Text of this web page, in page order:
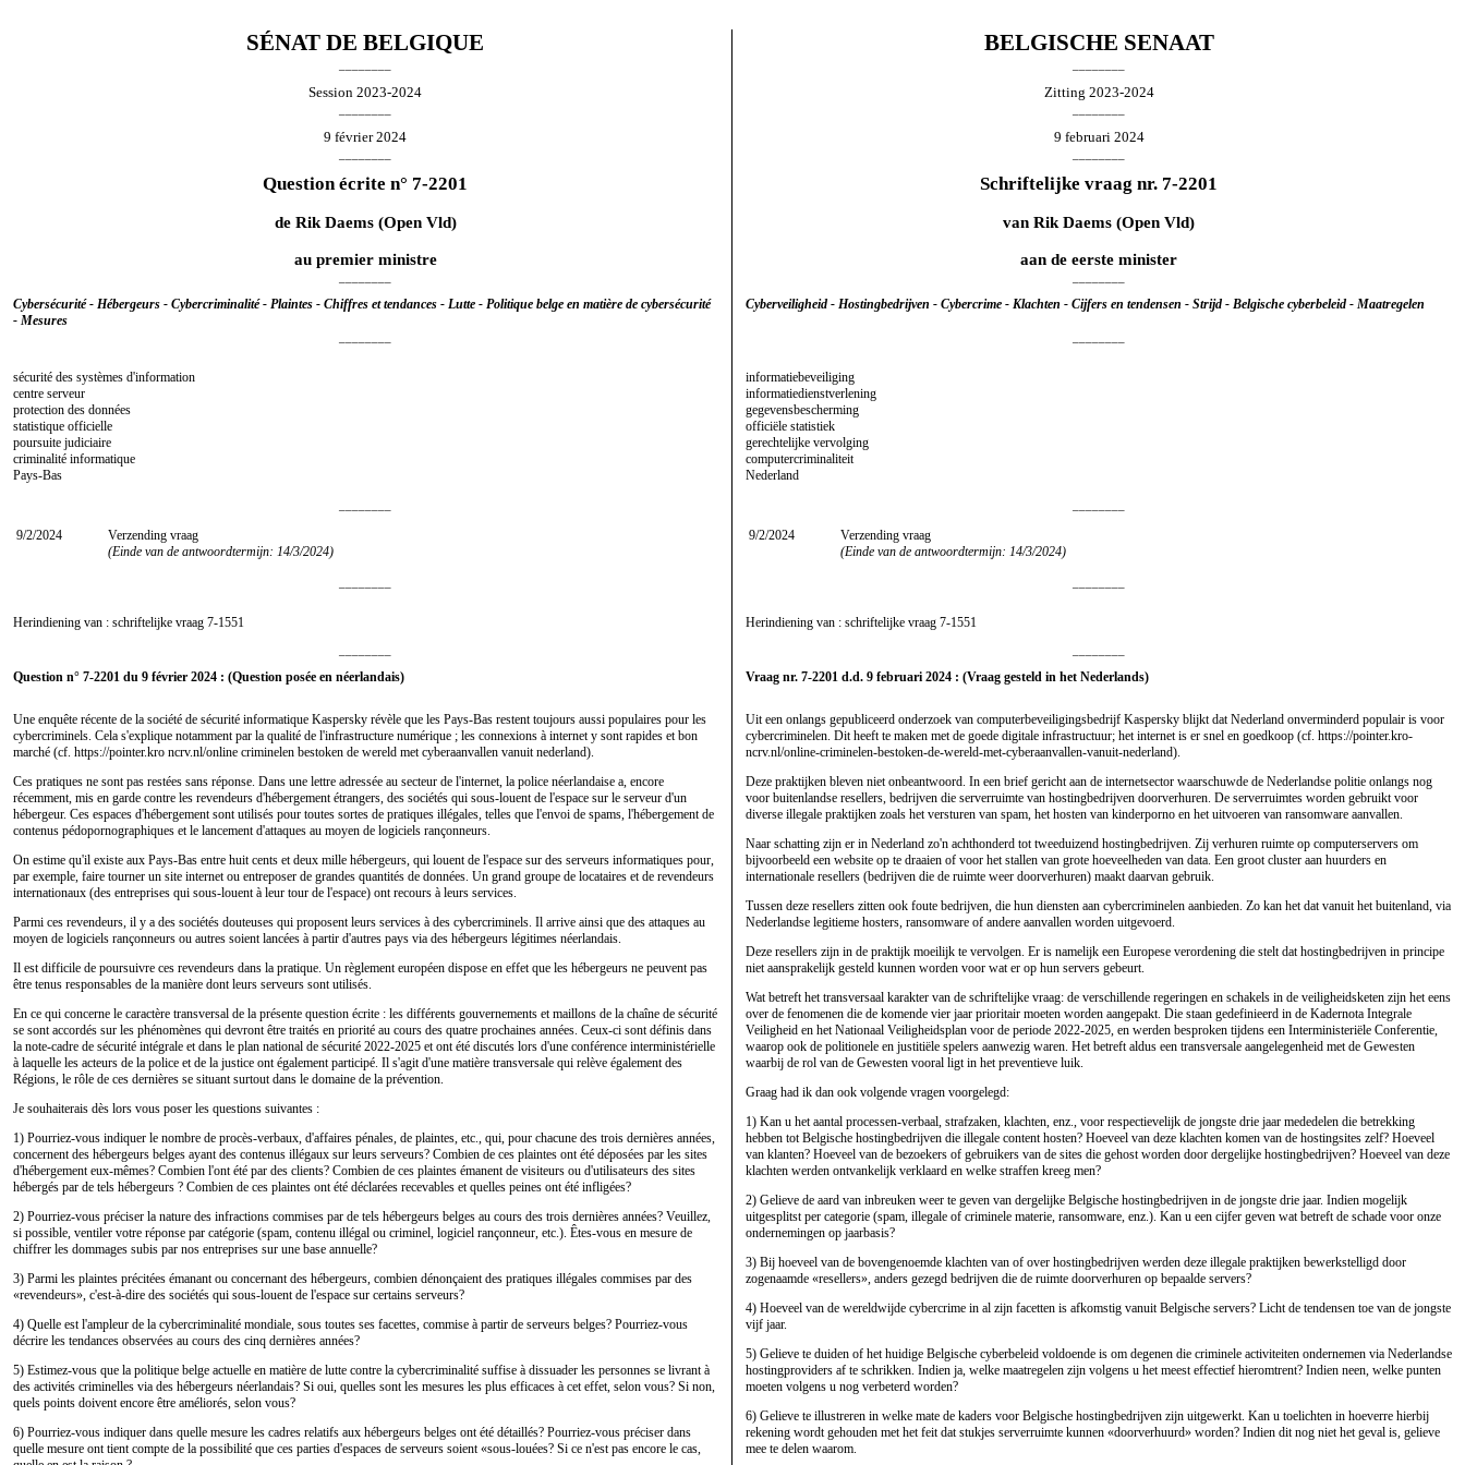
SÉNAT DE BELGIQUE BELGISCHE SENAAT
Session 2023-2024 Zitting 2023-2024
9 février 2024 9 februari 2024
Question écrite n° 7-2201 Schriftelijke vraag nr. 7-2201
de Rik Daems(Open Vld) van Rik Daems (Open Vld)
au premier ministre aan de eerste minister
Cybersécurité - Hébergeurs - Cybercriminalité - Plaintes - Chiffres et tendances - Lutte - Politique belge en matière de cybersécurité
- Mesures
Cyberveiligheid - Hostingbedrijven - Cybercrime - Klachten - Cijfers en tendensen - Strijd - Belgische cyberbeleid - Maatregelen
sécurité des systèmes d'information
centre serveur
protection des données
statistique officielle
poursuite judiciaire
criminalité informatique
Pays-Bas
informatiebeveiliging
informatiedienstverlening
gegevensbescherming
officiële statistiek
gerechtelijke vervolging
computercriminaliteit
Nederland
9/2/2024
Verzending vraag
(Einde van de antwoordtermijn: 14/3/2024)
9/2/2024
Verzending vraag
(Einde van de antwoordtermijn: 14/3/2024)
Herindiening van : schriftelijke vraag 7-1551 Herindiening van : schriftelijke vraag 7-1551
Question n° 7-2201 du 9 février 2024 : (Question posée en néerlandais) Vraag nr. 7-2201 d.d. 9 februari 2024 : (Vraag gesteld in het Nederlands)
Une enquête récente de la société de sécurité informatique Kaspersky révèle que les Pays-Bas restent toujours aussi populaires pour les
cybercriminels. Cela s'explique notamment par la qualité de l'infrastructure numérique ; les connexions à internet y sont rapides et bon
marché (cf. https://pointer.kro ncrv.nl/online criminelen bestoken de wereld met cyberaanvallen vanuit nederland).
Ces pratiques ne sont pas restées sans réponse. Dans une lettre adressée au secteur de l'internet, la police néerlandaise a, encore
récemment, mis en garde contre les revendeurs d'hébergement étrangers, des sociétés qui sous-louent de l'espace sur le serveur d'un
hébergeur. Ces espaces d'hébergement sont utilisés pour toutes sortes de pratiques illégales, telles que l'envoi de spams, l'hébergement de
contenus pédopornographiques et le lancement d'attaques au moyen de logiciels rançonneurs.
On estime qu'il existe aux Pays-Bas entre huit cents et deux mille hébergeurs, qui louent de l'espace sur des serveurs informatiques pour,
par exemple, faire tourner un site internet ou entreposer de grandes quantités de données. Un grand groupe de locataires et de revendeurs
internationaux (des entreprises qui sous-louent à leur tour de l'espace) ont recours à leurs services.
Parmi ces revendeurs, il y a des sociétés douteuses qui proposent leurs services à des cybercriminels. Il arrive ainsi que des attaques au
moyen de logiciels rançonneurs ou autres soient lancées à partir d'autres pays via des hébergeurs légitimes néerlandais.
Il est difficile de poursuivre ces revendeurs dans la pratique. Un règlement européen dispose en effet que les hébergeurs ne peuvent pas
être tenus responsables de la manière dont leurs serveurs sont utilisés.
En ce qui concerne le caractère transversal de la présente question écrite : les différents gouvernements et maillons de la chaîne de sécurité
se sont accordés sur les phénomènes qui devront être traités en priorité au cours des quatre prochaines années. Ceux-ci sont définis dans
la note-cadre de sécurité intégrale et dans le plan national de sécurité 2022-2025 et ont été discutés lors d'une conférence interministérielle
à laquelle les acteurs de la police et de la justice ont également participé. Il s'agit d'une matière transversale qui relève également des
Régions, le rôle de ces dernières se situant surtout dans le domaine de la prévention.
Je souhaiterais dès lors vous poser les questions suivantes :
1) Pourriez-vous indiquer le nombre de procès-verbaux, d'affaires pénales, de plaintes, etc., qui, pour chacune des trois dernières années,
concernent des hébergeurs belges ayant des contenus illégaux sur leurs serveurs? Combien de ces plaintes ont été déposées par les sites
d'hébergement eux-mêmes? Combien l'ont été par des clients? Combien de ces plaintes émanent de visiteurs ou d'utilisateurs des sites
hébergés par de tels hébergeurs ? Combien de ces plaintes ont été déclarées recevables et quelles peines ont été infligées?
2) Pourriez-vous préciser la nature des infractions commises par de tels hébergeurs belges au cours des trois dernières années? Veuillez,
si possible, ventiler votre réponse par catégorie (spam, contenu illégal ou criminel, logiciel rançonneur, etc.). Êtes-vous en mesure de
chiffrer les dommages subis par nos entreprises sur une base annuelle?
3) Parmi les plaintes précitées émanant ou concernant des hébergeurs, combien dénonçaient des pratiques illégales commises par des
«revendeurs», c'est-à-dire des sociétés qui sous-louent de l'espace sur certains serveurs?
4) Quelle est l'ampleur de la cybercriminalité mondiale, sous toutes ses facettes, commise à partir de serveurs belges? Pourriez-vous
décrire les tendances observées au cours des cinq dernières années?
5) Estimez-vous que la politique belge actuelle en matière de lutte contre la cybercriminalité suffise à dissuader les personnes se livrant à
des activités criminelles via des hébergeurs néerlandais? Si oui, quelles sont les mesures les plus efficaces à cet effet, selon vous? Si non,
quels points doivent encore être améliorés, selon vous?
6) Pourriez-vous indiquer dans quelle mesure les cadres relatifs aux hébergeurs belges ont été détaillés? Pourriez-vous préciser dans
quelle mesure ont tient compte de la possibilité que ces parties d'espaces de serveurs soient «sous-louées? Si ce n'est pas encore le cas,
Uit een onlangs gepubliceerd onderzoek van computerbeveiligingsbedrijf Kaspersky blijkt dat Nederland onverminderd populair is voor
cybercriminelen. Dit heeft te maken met de goede digitale infrastructuur; het internet is er snel en goedkoop (cf. https://pointer.kro-
ncrv.nl/online-criminelen-bestoken-de-wereld-met-cyberaanvallen-vanuit-nederland).
Deze praktijken bleven niet onbeantwoord. In een brief gericht aan de internetsector waarschuwde de Nederlandse politie onlangs nog
voor buitenlandse resellers, bedrijven die serverruimte van hostingbedrijven doorverhuren. De serverruimtes worden gebruikt voor
diverse illegale praktijken zoals het versturen van spam, het hosten van kinderporno en het uitvoeren van ransomware aanvallen.
Naar schatting zijn er in Nederland zo'n achthonderd tot tweeduizend hostingbedrijven. Zij verhuren ruimte op computerservers om
bijvoorbeeld een website op te draaien of voor het stallen van grote hoeveelheden van data. Een groot cluster aan huurders en
internationale resellers (bedrijven die de ruimte weer doorverhuren) maakt daarvan gebruik.
Tussen deze resellers zitten ook foute bedrijven, die hun diensten aan cybercriminelen aanbieden. Zo kan het dat vanuit het buitenland, via
Nederlandse legitieme hosters, ransomware of andere aanvallen worden uitgevoerd.
Deze resellers zijn in de praktijk moeilijk te vervolgen. Er is namelijk een Europese verordening die stelt dat hostingbedrijven in principe
niet aansprakelijk gesteld kunnen worden voor wat er op hun servers gebeurt.
Wat betreft het transversaal karakter van de schriftelijke vraag: de verschillende regeringen en schakels in de veiligheidsketen zijn het eens
over de fenomenen die de komende vier jaar prioritair moeten worden aangepakt. Die staan gedefinieerd in de Kadernota Integrale
Veiligheid en het Nationaal Veiligheidsplan voor de periode 2022-2025, en werden besproken tijdens een Interministeriële Conferentie,
waarop ook de politionele en justitiële spelers aanwezig waren. Het betreft aldus een transversale aangelegenheid met de Gewesten
waarbij de rol van de Gewesten vooral ligt in het preventieve luik.
Graag had ik dan ook volgende vragen voorgelegd:
1) Kan u het aantal processen-verbaal, strafzaken, klachten, enz., voor respectievelijk de jongste drie jaar mededelen die betrekking
hebben tot Belgische hostingbedrijven die illegale content hosten? Hoeveel van deze klachten komen van de hostingsites zelf? Hoeveel
van klanten? Hoeveel van de bezoekers of gebruikers van de sites die gehost worden door dergelijke hostingbedrijven? Hoeveel van deze
klachten werden ontvankelijk verklaard en welke straffen kreeg men?
2) Gelieve de aard van inbreuken weer te geven van dergelijke Belgische hostingbedrijven in de jongste drie jaar. Indien mogelijk
uitgesplitst per categorie (spam, illegale of criminele materie, ransomware, enz.). Kan u een cijfer geven wat betreft de schade voor onze
ondernemingen op jaarbasis?
3) Bij hoeveel van de bovengenoemde klachten van of over hostingbedrijven werden deze illegale praktijken bewerkstelligd door
zogenaamde «resellers», anders gezegd bedrijven die de ruimte doorverhuren op bepaalde servers?
4) Hoeveel van de wereldwijde cybercrime in al zijn facetten is afkomstig vanuit Belgische servers? Licht de tendensen toe van de jongste
vijf jaar.
5) Gelieve te duiden of het huidige Belgische cyberbeleid voldoende is om degenen die criminele activiteiten ondernemen via Nederlandse
hostingproviders af te schrikken. Indien ja, welke maatregelen zijn volgens u het meest effectief hieromtrent? Indien neen, welke punten
moeten volgens u nog verbeterd worden?
6) Gelieve te illustreren in welke mate de kaders voor Belgische hostingbedrijven zijn uitgewerkt. Kan u toelichten in hoeverre hierbij
rekening wordt gehouden met het feit dat stukjes serverruimte kunnen «doorverhuurd» worden? Indien dit nog niet het geval is, gelieve
mee te delen waarom.